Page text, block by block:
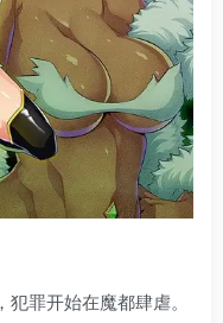
罪开始在魔都肆虐。